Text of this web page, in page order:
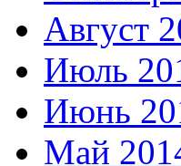
Август
Июль
Июнь
Май